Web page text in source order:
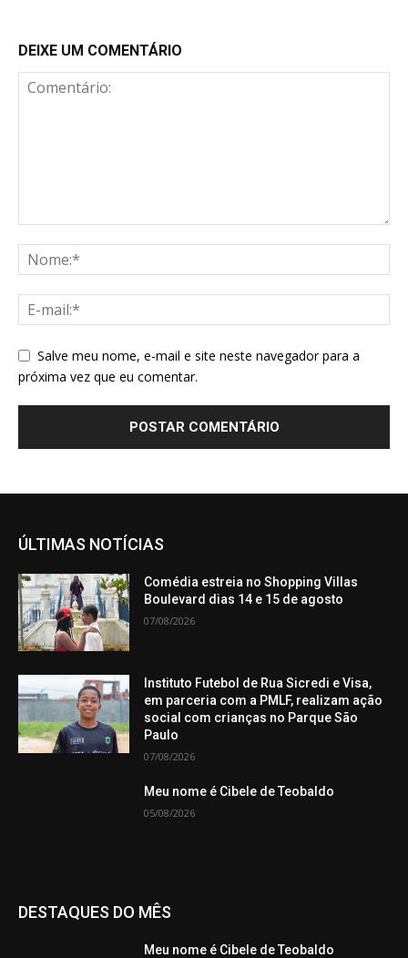
DEIXE UM COMENTÁRIO
Salve meu nome, e-mail e site neste navegador para a
próxima vez que eu comentar.
ÚLTIMAS NOTÍCIAS
Comédia estreia no Shopping Villas
Boulevard dias 14 e 15 de agosto
07/08/2026
Instituto Futebol de Rua Sicredi e Visa,
em parceria com a PMLF, realizam ação
social com crianças no Parque São
Paulo
07/08/2026
Meu nome é Cibele de Teobaldo
05/08/2026
DESTAQUES DO MÊS
Meu nome é Cibele de Teobaldo